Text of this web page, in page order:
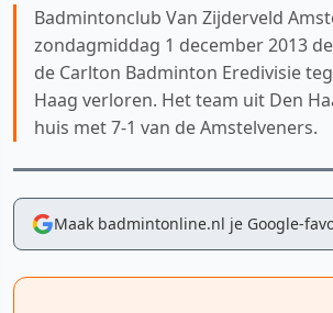
Badmintonclub Van Zijderveld
zondagmiddag 1 december 2013
de Carlton Badminton Eredivisie
Haag verloren. Het team uit Den
huis met 7-1 van de Amstelveners.
Maak badmintonline.nl je Google-